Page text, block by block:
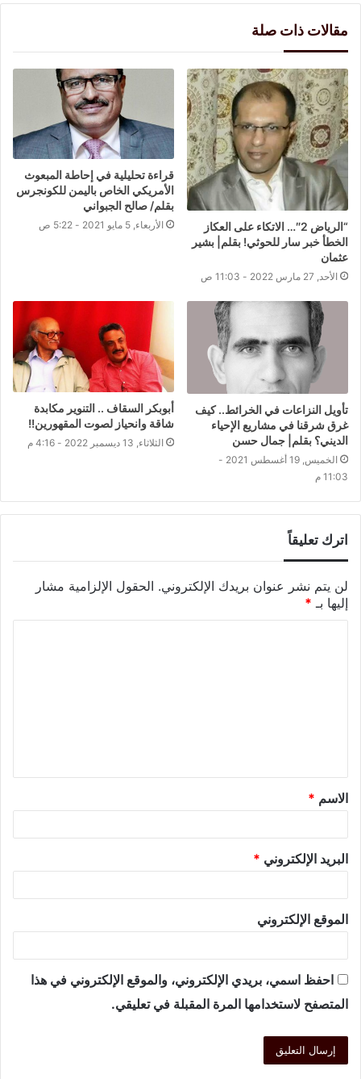
مقالات ذات صلة
“الرياض 2″… الاتكاء على العكاز
الخطأ خبر سار للحوثي! بقلم| بشير
عثمان
الأحد, 27 مارس 2022 - 11:03 ص
قراءة تحليلية في إحاطة المبعوث
الأمريكي الخاص باليمن للكونجرس
بقلم/ صالح الجبواني
الأربعاء, 5 مايو 2021 - 5:22 ص
تأويل النزاعات في الخرائط.. كيف
غرق شرقنا في مشاريع الإحياء
الديني؟ بقلم| جمال حسن
الخميس, 19 أغسطس 2021 -
11:03 م
أبوبكر السقاف .. التنوير مكابدة
شاقة وانحياز لصوت المقهورين!!
الثلاثاء, 13 ديسمبر 2022 - 4:16 م
اترك تعليقاً
لن يتم نشر عنوان بريدك الإلكتروني. الحقول الإلزامية مشار
إليها بـ *
الاسم *
البريد الإلكتروني *
الموقع الإلكتروني
احفظ اسمي، بريدي الإلكتروني، والموقع الإلكتروني في هذا
المتصفح لاستخدامها المرة المقبلة في تعليقي.